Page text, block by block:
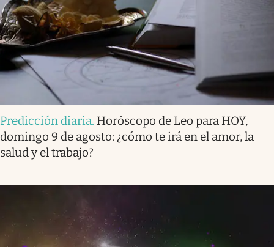
Predicción diaria. Horóscopo de Leo para HOY,
domingo 9 de agosto: ¿cómo te irá en el amor, la
salud y el trabajo?